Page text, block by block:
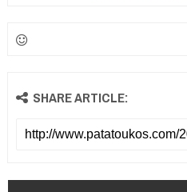
SHARE ARTICLE: